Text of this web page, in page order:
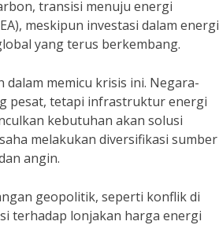
transisi menuju energi
meskipun investasi dalam energi
yang terus berkembang.
memicu krisis ini. Negara-
pesat, tetapi infrastruktur energi
kebutuhan akan solusi
melakukan diversifikasi sumber
angin.
geopolitik, seperti konflik di
terhadap lonjakan harga energi